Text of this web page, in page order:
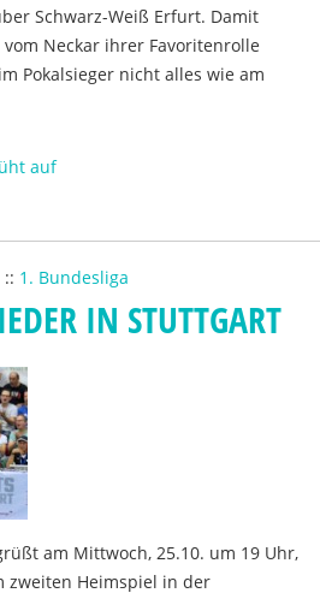
Schwarz-Weiß Erfurt. Damit
Neckar ihrer Favoritenrolle
Pokalsieger nicht alles wie am
auf
:: 1. Bundesliga
IN STUTTGART
am Mittwoch, 25.10. um 19 Uhr,
zweiten Heimspiel in der